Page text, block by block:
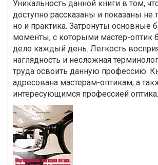
Уникальность данной книги в том,
доступно рассказаны и показаны не
но и практика. Затронуты основные
моменты, с которыми мастер-оптик
дело каждый день. Легкость
наглядность и несложная
труда освоить данную профессию.
адресована мастерам-оптикам, а
интересующимся профессией оптика.